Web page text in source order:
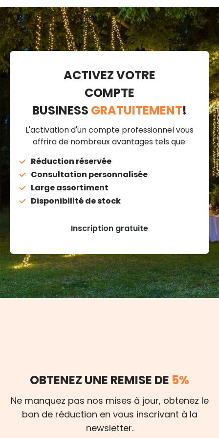
ACTIVEZ VOTRE
COMPTE
BUSINESS GRATUITEMENT!
L'activation d'un compte professionnel vous
offrira de nombreux avantages tels que:
Réduction réservée
Consultation personnalisée
Large assortiment
Disponibilité de stock
Inscription gratuite
OBTENEZ UNE REMISE DE 5%
Ne manquez pas nos mises à jour, obtenez le
bon de réduction en vous inscrivant à la
newsletter.